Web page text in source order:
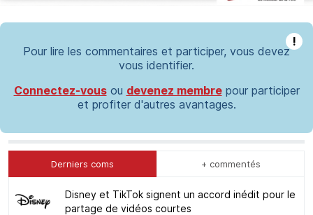
!
Pour lire les commentaires et participer, vous devez
vous identifier.
Connectez-vousou devenez membrepour participer
et profiter d'autres avantages.
Derniers coms + commentés
Disney et TikTok signent un accord inédit pour le
partage de vidéos courtes